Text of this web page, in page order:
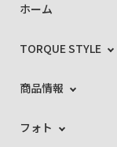
ホーム
TORQUE STYLE
商品情報
フォト